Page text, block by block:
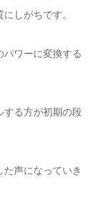
しがちです。
ワーに変換する
する方が初期の段
声になっていき